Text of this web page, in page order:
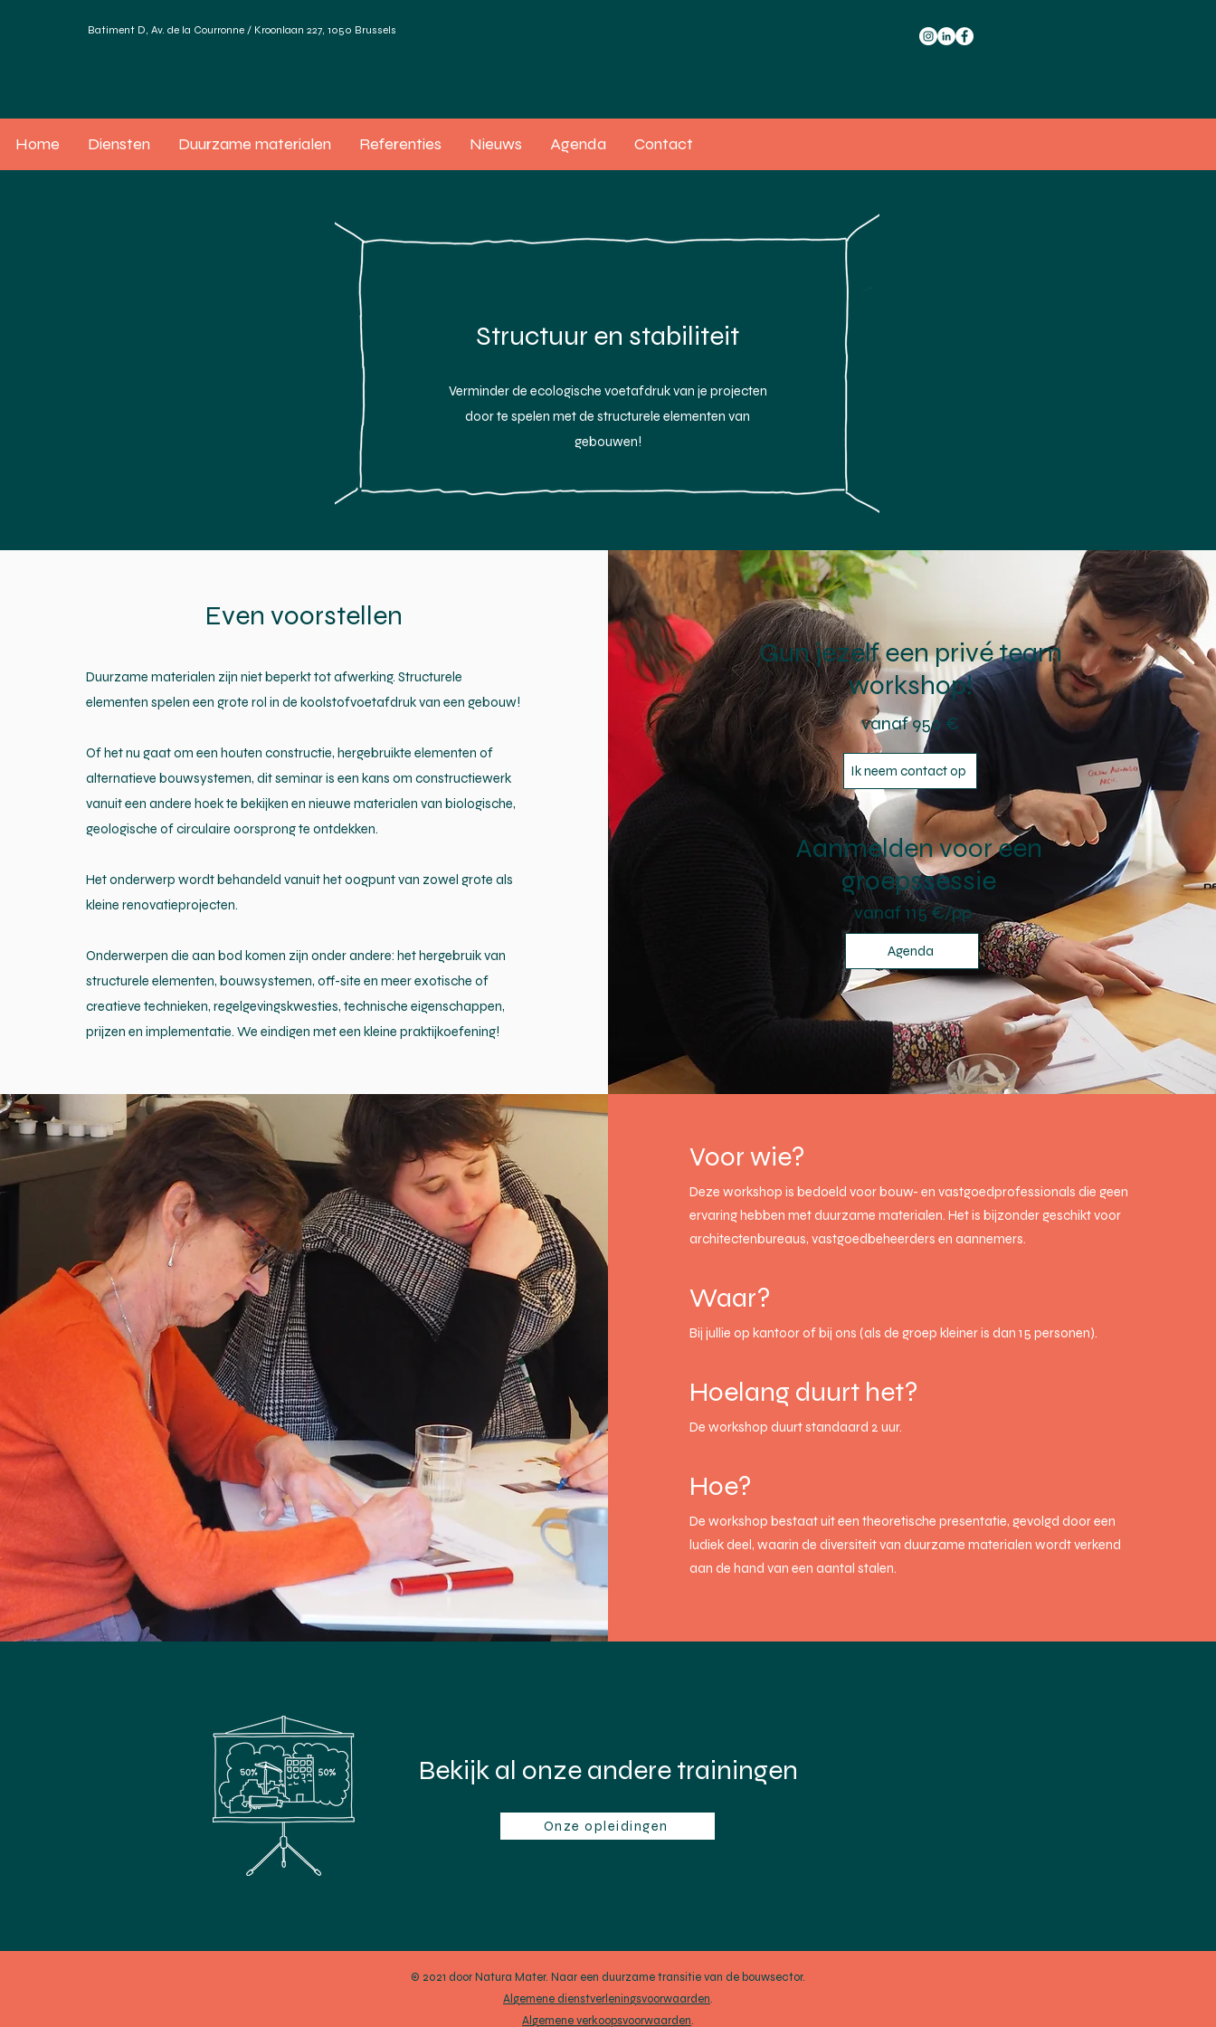
Batiment D, Av. de la Courronne / Kroonlaan 227, 1050 Brussels
Home Diensten Duurzame materialen Referenties Nieuws Agenda Contact
Structuur en stabiliteit
Verminder de ecologische voetafdruk van je projecten
door te spelen met de structurele elementen van
gebouwen!
Even voorstellen
Duurzame materialen zijn niet beperkt tot afwerking. Structurele
elementen spelen een grote rol in de koolstofvoetafdruk van een gebouw!
Of het nu gaat om een houten constructie, hergebruikte elementen of
alternatieve bouwsystemen, dit seminar is een kans om constructiewerk
vanuit een andere hoek te bekijken en nieuwe materialen van biologische,
geologische of circulaire oorsprong te ontdekken.
Het onderwerp wordt behandeld vanuit het oogpunt van zowel grote als
kleine renovatieprojecten.
Onderwerpen die aan bod komen zijn onder andere: het hergebruik van
structurele elementen, bouwsystemen, off-site en meer exotische of
creatieve technieken, regelgevingskwesties, technische eigenschappen,
prijzen en implementatie. We eindigen met een kleine praktijkoefening!
Gun jezelf een privé team
workshop!
vanaf 950 €
Ik neem contact op
Aanmelden voor een
groepssessie
vanaf 115 €/pp
Agenda
Voor wie?
Deze workshop is bedoeld voor bouw- en vastgoedprofessionals die geen
ervaring hebben met duurzame materialen. Het is bijzonder geschikt voor
architectenbureaus, vastgoedbeheerders en aannemers.
Waar?
Bij jullie op kantoor of bij ons (als de groep kleiner is dan 15 personen).
Hoelang duurt het?
De workshop duurt standaard 2 uur.
Hoe?
De workshop bestaat uit een theoretische presentatie, gevolgd door een
ludiek deel, waarin de diversiteit van duurzame materialen wordt verkend
aan de hand van een aantal stalen.
Bekijk al onze andere trainingen
Onze opleidingen
© 2021 door Natura Mater. Naar een duurzame transitie van de bouwsector.
Algemene dienstverleningsvoorwaarden.
Algemene verkoopsvoorwaarden.